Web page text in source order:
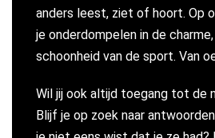
anders leest, ziet of hoort. Op
je onderdompelen in de
schoonheid van de sport. Van
Wil jij ook altijd toegang tot de
Blijf je op zoek naar